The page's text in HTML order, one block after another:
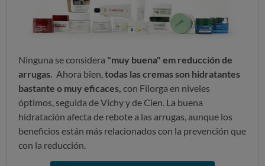
Ninguna se considera "muy buena" em reducción de
arrugas. Ahora bien,todas las cremas son hidratantes
bastante o muy eficaces, con Filorga en niveles
óptimos, seguida de Vichy y de Cien. La buena
hidratación afecta de rebote a las arrugas, aunque los
beneficios están más relacionados con la prevención que
con la reducción.